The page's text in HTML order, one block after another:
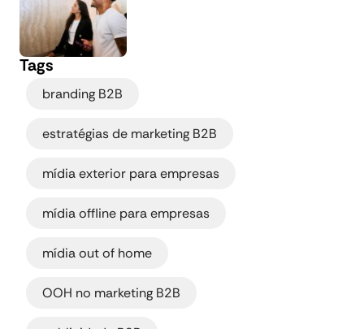
Tags
branding B2B
estratégias de marketing B2B
mídia exterior para empresas
mídia offline para empresas
mídia out of home
OOH no marketing B2B